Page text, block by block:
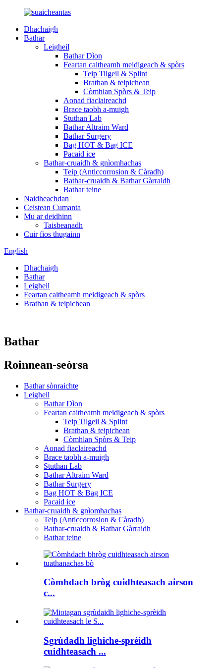
Dhachaigh
Bathar
Leigheil
Bathar Dìon
Feartan caitheamh meidigeach & spòrs
Teip Tilgeil & Splint
Brathan & teipichean
Còmhlan Spòrs & Teip
Aonad fiaclaireachd
Brace taobh a-muigh
Stuthan Lab
Bathar Altraim Ward
Bathar Surgery
Bag HOT & Bag ICE
Pacaid ice
Bathar-cruaidh & gnìomhachas
Teip (Anticcorrosion & Càradh)
Bathar-cruaidh & Bathar Gàrraidh
Bathar teine
Naidheachdan
Ceistean Cumanta
Mu ar deidhinn
Taisbeanadh
Cuir fios thugainn
English
Dhachaigh
Bathar
Leigheil
Feartan caitheamh meidigeach & spòrs
Brathan & teipichean
Bathar
Roinnean-seòrsa
Bathar sònraichte
Leigheil
Bathar Dìon
Feartan caitheamh meidigeach & spòrs
Teip Tilgeil & Splint
Brathan & teipichean
Còmhlan Spòrs & Teip
Aonad fiaclaireachd
Brace taobh a-muigh
Stuthan Lab
Bathar Altraim Ward
Bathar Surgery
Bag HOT & Bag ICE
Pacaid ice
Bathar-cruaidh & gnìomhachas
Teip (Anticcorrosion & Càradh)
Bathar-cruaidh & Bathar Gàrraidh
Bathar teine
Còmhdach bròg cuidhteasach airson
c...
Sgrùdadh lighiche-sprèidh
cuidhteasach ...